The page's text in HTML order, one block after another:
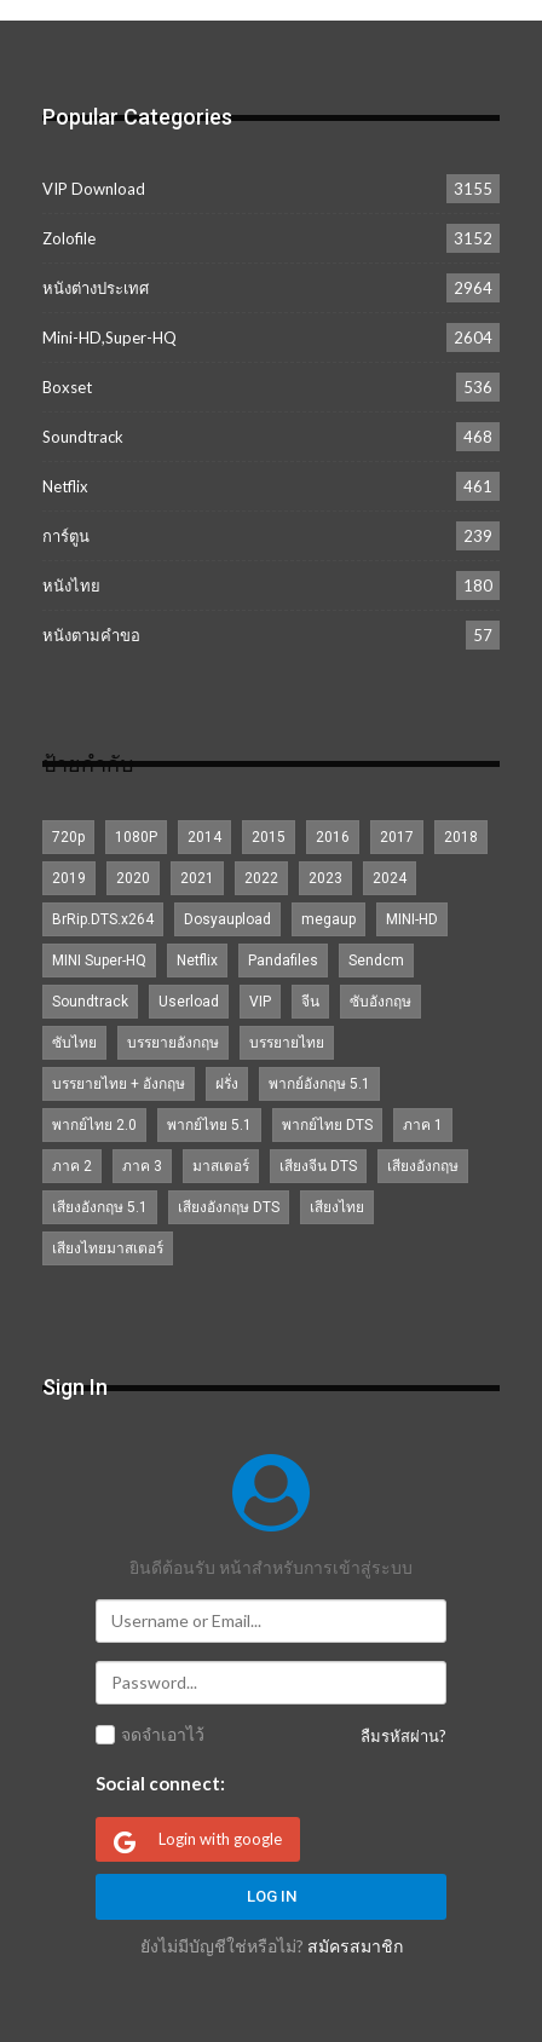
Popular Categories
VIP Download 3155
Zolofile 3152
หนังต่างประเทศ 2964
Mini-HD,Super-HQ 2604
Boxset 536
Soundtrack 468
Netflix 461
การ์ตูน 239
หนังไทย 180
หนังตามคำขอ 57
ป้ายกำกับ
720p 1080P 2014 2015 2016 2017 2018
2019 2020 2021 2022 2023 2024
BrRip.DTS.x264 Dosyaupload megaup MINI-HD
MINI Super-HQ Netflix Pandafiles Sendcm
Soundtrack Userload VIP จีน ซับอังกฤษ
ซับไทย บรรยายอังกฤษ บรรยายไทย
บรรยายไทย + อังกฤษ ฝรั่ง พากย์อังกฤษ 5.1
พากย์ไทย 2.0 พากย์ไทย 5.1 พากย์ไทย DTS ภาค 1
ภาค 2 ภาค 3 มาสเตอร์ เสียงจีน DTS เสียงอังกฤษ
เสียงอังกฤษ 5.1 เสียงอังกฤษ DTS เสียงไทย
เสียงไทยมาสเตอร์
Sign In
ยินดีต้อนรับ หน้าสำหรับการเข้าสู่ระบบ
ลืมรหัสผ่าน?
จดจำเอาไว้
Social connect:
Login with google
ยังไม่มีบัญชีใช่หรือไม่? สมัครสมาชิก